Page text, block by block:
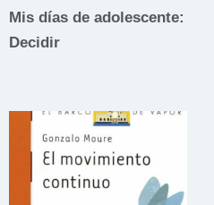
Mis días de adolescente:
Decidir